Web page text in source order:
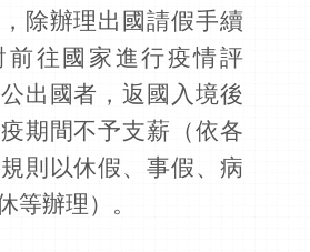
除辦理出國請假手續
前往國家進行疫情評
出國者，返國入境後
期間不予支薪（依各
則以休假、事假、病
等辦理）。